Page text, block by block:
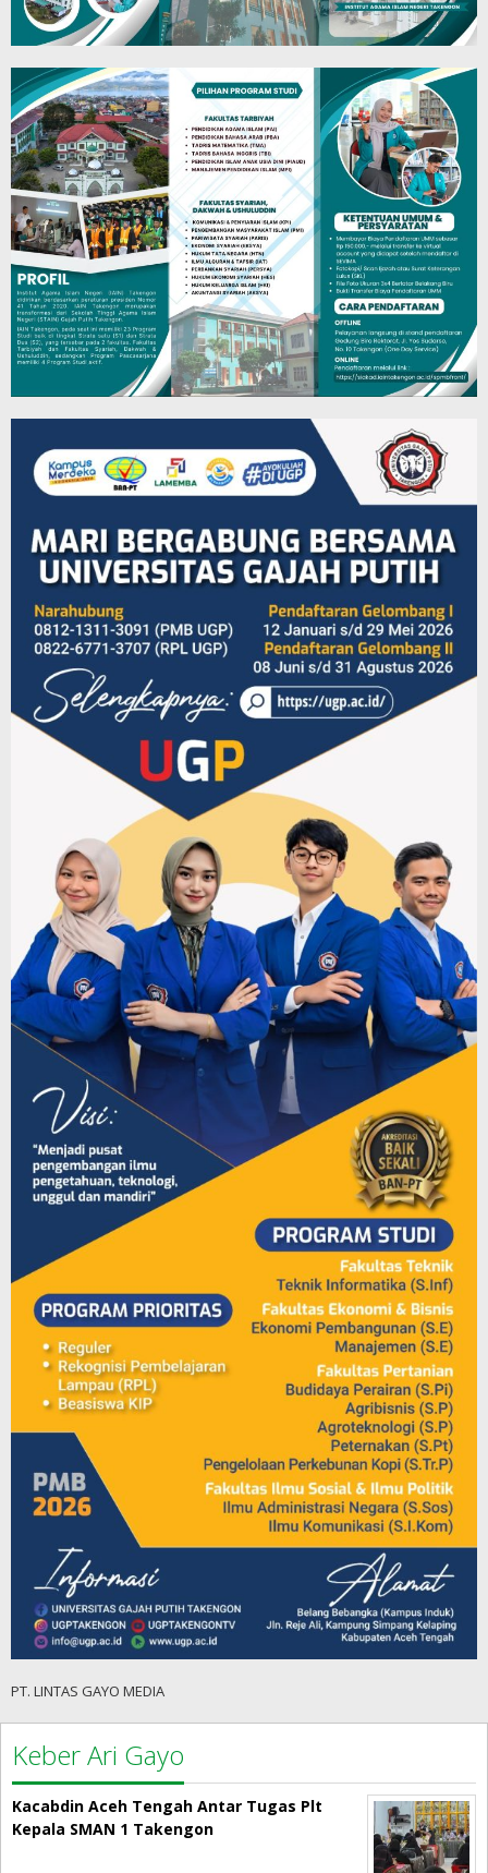
PT. LINTAS GAYO MEDIA
Keber Ari Gayo
Kacabdin Aceh Tengah Antar Tugas Plt
Kepala SMAN 1 Takengon